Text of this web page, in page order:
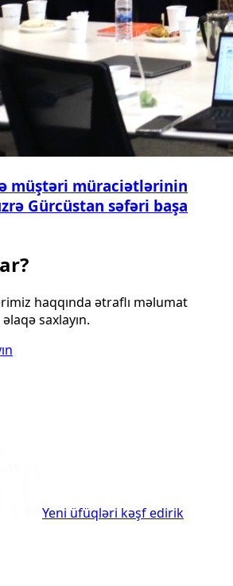
müştəri müraciətlərinin
Gürcüstan səfəri başa
haqqında ətraflı məlumat
saxlayın.
Yeni üfüqləri kəşf edirik